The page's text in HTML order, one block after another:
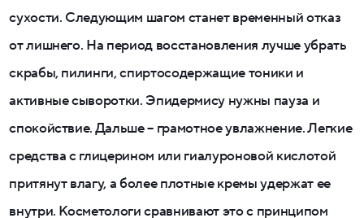
сухости. Следующим шагом станет временный отказ
от лишнего. На период восстановления лучше убрать
скрабы, пилинги, спиртосодержащие тоники и
активные сыворотки. Эпидермису нужны пауза и
спокойствие. Дальше – грамотное увлажнение. Легкие
средства с глицерином или гиалуроновой кислотой
притянут влагу, а более плотные кремы удержат ее
внутри. Косметологи сравнивают это с принципом